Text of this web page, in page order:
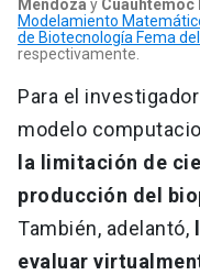
Mendoza y Cuauhtémoc
Modelamiento
de Biotecnología Fema
respectivamente.
Para el investigador
modelo
la limitación de
producción del
También, adelantó,
evaluar